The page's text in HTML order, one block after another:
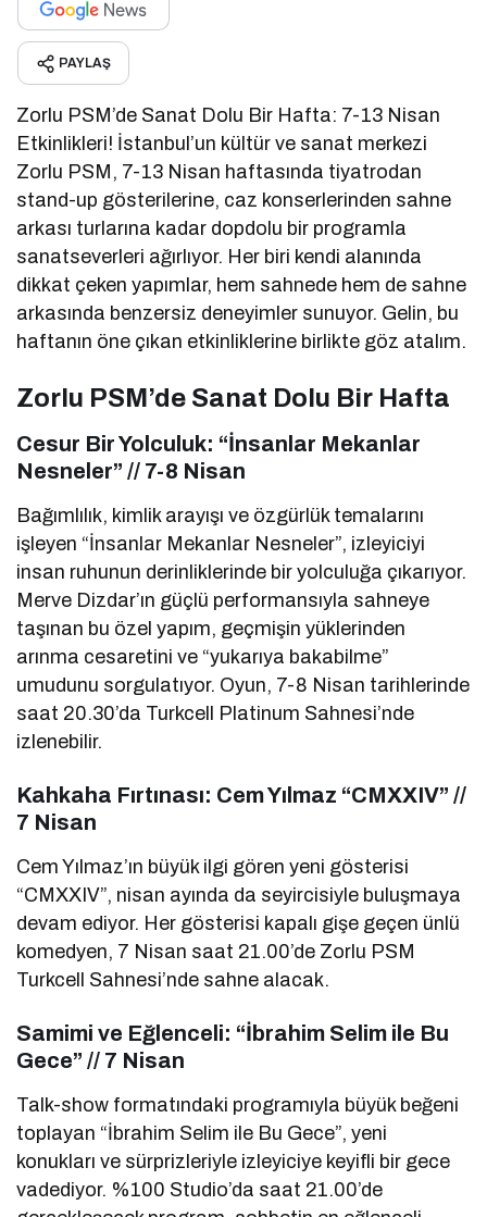
PAYLAŞ
Zorlu PSM’de Sanat Dolu Bir Hafta: 7-13 Nisan
Etkinlikleri! İstanbul’un kültür ve sanat merkezi
Zorlu PSM, 7-13 Nisan haftasında tiyatrodan
stand-up gösterilerine, caz konserlerinden sahne
arkası turlarına kadar dopdolu bir programla
sanatseverleri ağırlıyor. Her biri kendi alanında
dikkat çeken yapımlar, hem sahnede hem de sahne
arkasında benzersiz deneyimler sunuyor. Gelin, bu
haftanın öne çıkan etkinliklerine birlikte göz atalım.
Zorlu PSM’de Sanat Dolu Bir Hafta
Cesur Bir Yolculuk: “İnsanlar Mekanlar
Nesneler” // 7-8 Nisan
Bağımlılık, kimlik arayışı ve özgürlük temalarını
işleyen “İnsanlar Mekanlar Nesneler”, izleyiciyi
insan ruhunun derinliklerinde bir yolculuğa çıkarıyor.
Merve Dizdar’ın güçlü performansıyla sahneye
taşınan bu özel yapım, geçmişin yüklerinden
arınma cesaretini ve “yukarıya bakabilme”
umudunu sorgulatıyor. Oyun, 7-8 Nisan tarihlerinde
saat 20.30’da Turkcell Platinum Sahnesi’nde
izlenebilir.
Kahkaha Fırtınası: Cem Yılmaz “CMXXIV” //
7 Nisan
Cem Yılmaz’ın büyük ilgi gören yeni gösterisi
“CMXXIV”, nisan ayında da seyircisiyle buluşmaya
devam ediyor. Her gösterisi kapalı gişe geçen ünlü
komedyen, 7 Nisan saat 21.00’de Zorlu PSM
Turkcell Sahnesi’nde sahne alacak.
Samimi ve Eğlenceli: “İbrahim Selim ile Bu
Gece” // 7 Nisan
Talk-show formatındaki programıyla büyük beğeni
toplayan “İbrahim Selim ile Bu Gece”, yeni
konukları ve sürprizleriyle izleyiciye keyifli bir gece
vadediyor. %100 Studio’da saat 21.00’de